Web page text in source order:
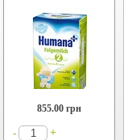
855.00 грн
-
+